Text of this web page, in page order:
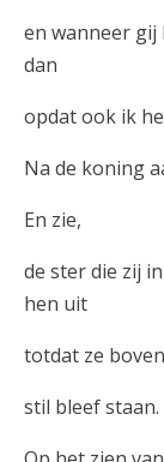
en wanneer
dan
opdat ook ik
Na de koning
En zie,
de ster die zij
hen uit
totdat ze
stil bleef staan.